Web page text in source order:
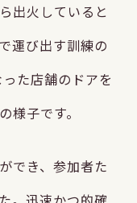
出火していると
運び出す訓練の
た店舗のドアを
様子です。
でき、参加者た